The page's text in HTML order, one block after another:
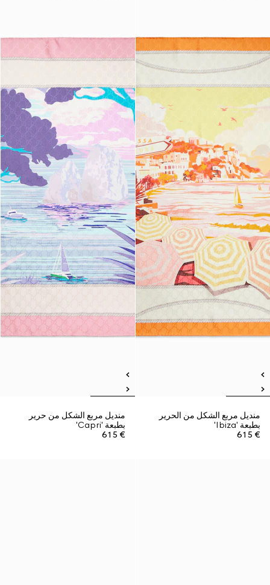
منديل مربع الشكل من الحرير
بطبعة 'Ibiza'
€ 615
منديل مربع الشكل من حرير
بطبعة 'Capri'
€ 615